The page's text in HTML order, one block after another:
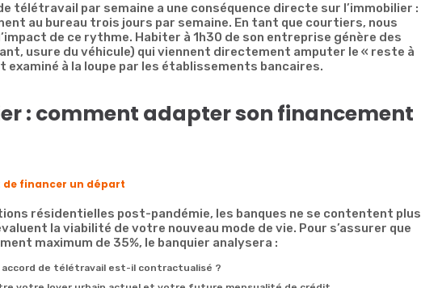
télétravail par semaine a une conséquence directe sur l’immobilier :
au bureau trois jours par semaine. En tant que courtiers, nous
de ce rythme. Habiter à 1h30 de son entreprise génère des
usure du véhicule) qui viennent directement amputer le « reste à
examiné à la loupe par les établissements bancaires.
: comment adapter son financement
de financer un départ
résidentielles post-pandémie, les banques ne se contentent plus
la viabilité de votre nouveau mode de vie. Pour s’assurer que
maximum de 35%, le banquier analysera :
de télétravail est-il contractualisé ?